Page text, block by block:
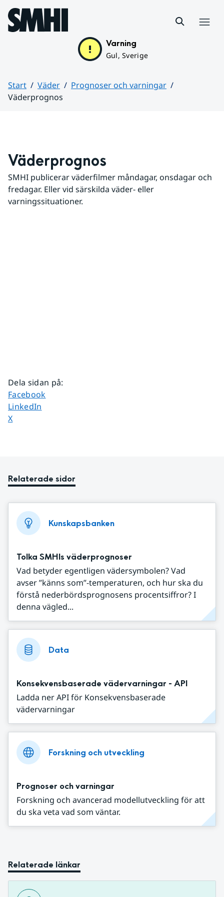
Hoppa till sidans innehåll
Varning
Gul, Sverige
Start Väder
Prognoser och varningar
Väderprognos
Väderprognos
SMHI publicerar väderfilmer måndagar, onsdagar och
fredagar. Eller vid särskilda väder- eller
varningssituationer.
Dela sidan på:
Dela sidan på
Facebook
Dela sidan på
LinkedIn
Dela sidan på
X
Relaterade sidor
Kunskapsbanken
Tolka SMHIs väderprognoser
Vad betyder egentligen vädersymbolen? Vad
avser ”känns som”-temperaturen, och hur ska du
förstå nederbördsprognosens procentsiffror? I
denna vägled...
Data
Konsekvensbaserade vädervarningar - API
Ladda ner API för Konsekvensbaserade
vädervarningar
Forskning och utveckling
Prognoser och varningar
Forskning och avancerad modellutveckling för att
du ska veta vad som väntar.
Relaterade länkar